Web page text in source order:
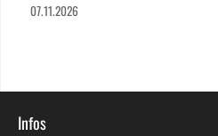
07.11.2026
Infos